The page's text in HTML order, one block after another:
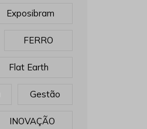
Exposibram
FERRO
Flat Earth
Gestão
INOVAÇÃO